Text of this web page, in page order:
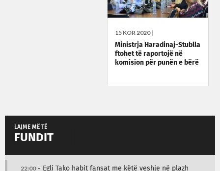
15 KOR 2020 |
Ministrja Haradinaj-Stublla
ftohet të raportojë në
komision për punën e bërë
LAJME MË TË
FUNDIT
22:00- Egli Tako habit fansat me këtë veshje në plazh